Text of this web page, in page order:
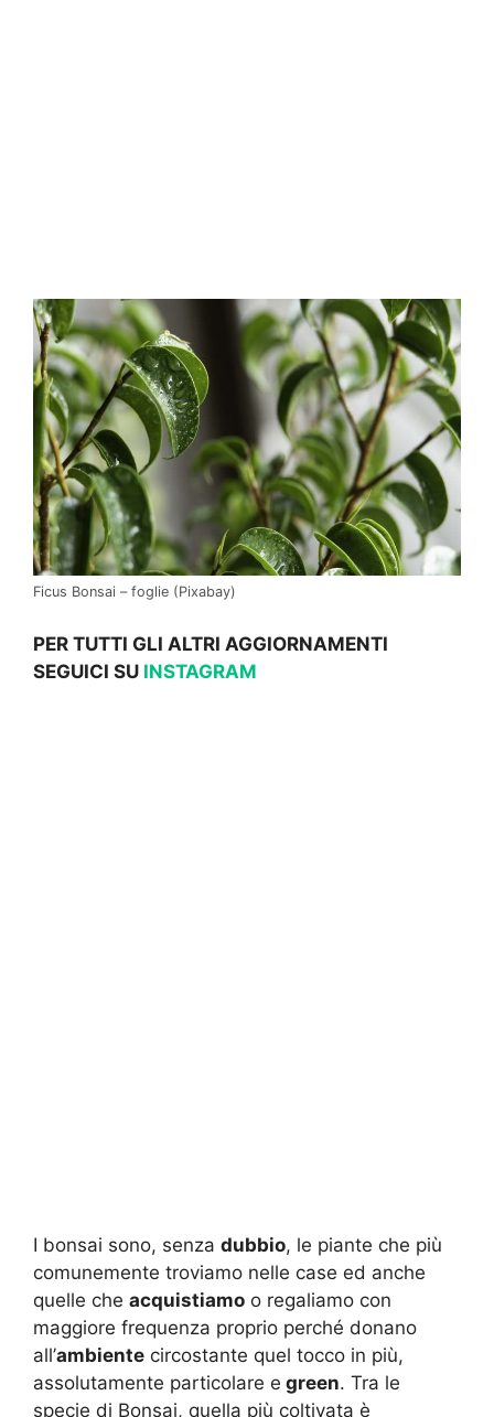
Ficus Bonsai – foglie (Pixabay)
PER TUTTI GLI ALTRI AGGIORNAMENTI
SEGUICI SU INSTAGRAM
I bonsai sono, senza dubbio, le piante che più
comunemente troviamo nelle case ed anche
quelle che acquistiamo o regaliamo con
maggiore frequenza proprio perché donano
all’ambiente circostante quel tocco in più,
assolutamente particolare e green. Tra le
specie di Bonsai, quella più coltivata è